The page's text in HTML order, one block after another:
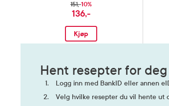
151,-10%
136,-
Kjøp
Hent resepter for
Logg inn med BankID eller annen
Velg hvilke resepter du vil hente ut